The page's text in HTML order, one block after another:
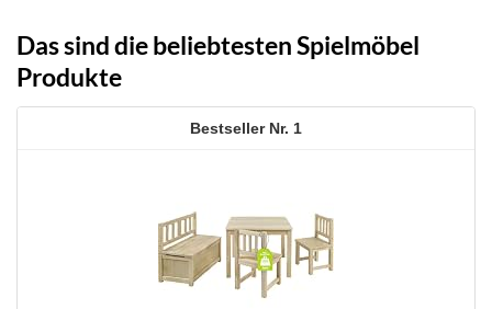
Das sind die beliebtesten Spielmöbel
Produkte
1